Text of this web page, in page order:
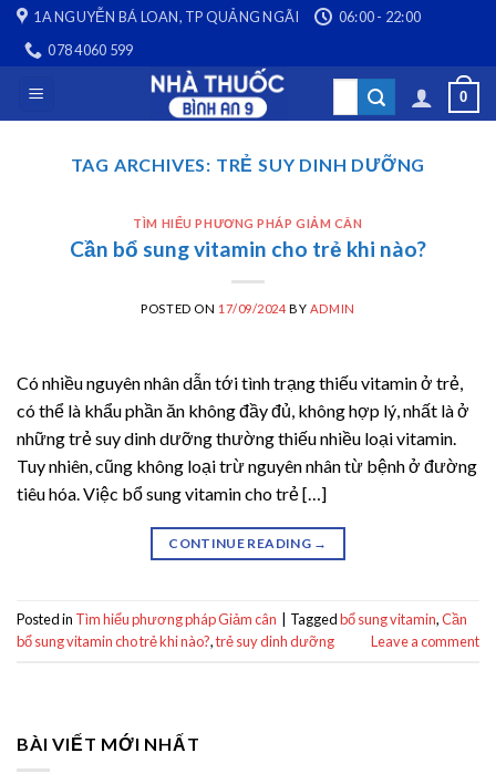
Skip
content
1A NGUYỄN BÁ LOAN, TP QUẢNG NGÃI
06:00 - 22:00
078 4060 599
Search
0
TAG ARCHIVES: TRẺ SUY DINH DƯỠNG
TÌM HIỂU PHƯƠNG PHÁP GIẢM CÂN
Cần bổ sung vitamin cho trẻ khi nào?
POSTED ON 17/09/2024 BY ADMIN
Có nhiều nguyên nhân dẫn tới tình trạng thiếu vitamin ở trẻ,
có thể là khẩu phần ăn không đầy đủ, không hợp lý, nhất là ở
những trẻ suy dinh dưỡng thường thiếu nhiều loại vitamin.
Tuy nhiên, cũng không loại trừ nguyên nhân từ bệnh ở đường
tiêu hóa. Việc bổ sung vitamin cho trẻ […]
CONTINUE READING →
Posted in Tìm hiểu phương pháp Giảm cân Taggedbổ sung vitamin,Cần
bổ sung vitamin cho trẻ khi nào?,trẻ suy dinh dưỡng Leave a comment
BÀI VIẾT MỚI NHẤT